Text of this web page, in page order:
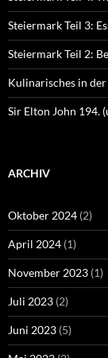
Steiermark Teil 3:
Steiermark Teil 2:
Kulinarisches in
Sir Elton John 194.
ARCHIV
Oktober 2024 (2)
April 2024 (1)
November 2023 (1)
Juli 2023 (2)
Juni 2023 (5)